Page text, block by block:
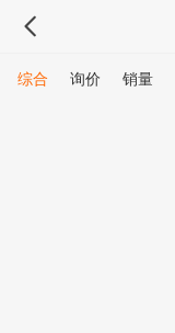
综合 询价 销量